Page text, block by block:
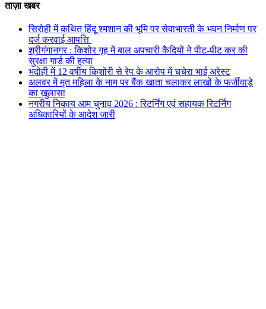
ताज़ा खबर
सिरोही में कथित हिंदू श्मशान की भूमि पर सेवाभारती के भवन निर्माण पर
दर्ज करवाई आपत्ति
श्रीगंगानगर : किशोर गृह में बाल अपचारी कैदियों ने पीट-पीट कर की
सुरक्षा गार्ड की हत्या
भदोही में 12 वर्षीय किशोरी से रेप के आरोप में चचेरा भाई अरेस्ट
अलवर में मृत महिला के नाम पर बैंक खाता चलाकर लाखों के फर्जीवाड़े
का खुलासा
नगरीय निकाय आम चुनाव 2026 : रिटर्निंग एवं सहायक रिटर्निंग
अधिकारियों के आदेश जारी